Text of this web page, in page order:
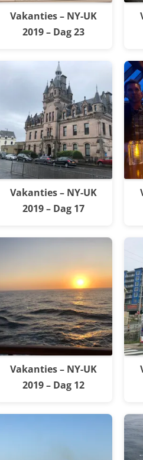
Vakanties – NY-UK
2019 – Dag 23
Vakanties – NY-UK
2019 – Dag 17
Vakanties – NY-UK
2019 – Dag 12